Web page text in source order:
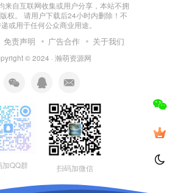
来自互联网收集或用户分享，本站不拥
权。 请用户下载后24小时内删除！不
或用于任何公众商业用途。
免责声明 广告合作 关于我们
© 2024 · 瀚萌资源网
加QQ群 扫码加微信